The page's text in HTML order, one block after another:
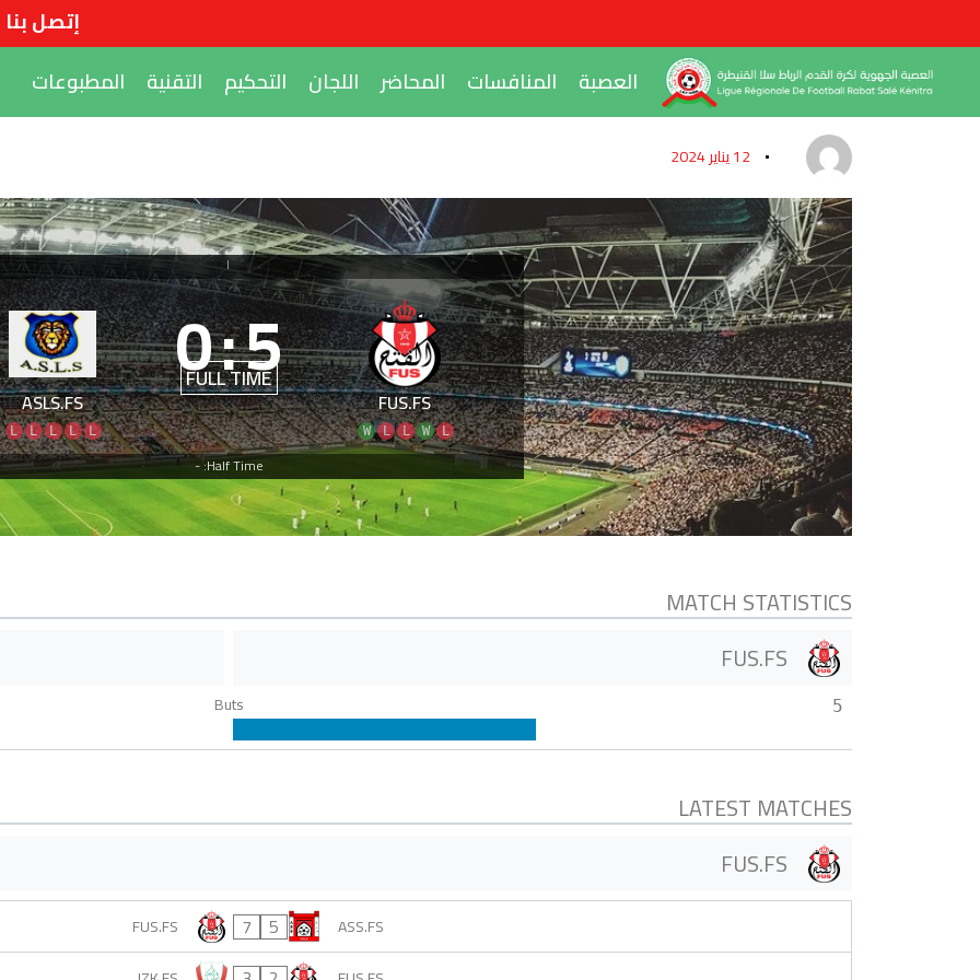
إتصل بنا
العصبة
المنافسات المحاضر اللجان التحكيم التقنية المطبوعات
12 يناير 2024
|
FUS.FS
L
W
L
L
W
5
:
0
FULL TIME
ASLS.FS
L
L
L
L
L
Half Time: -
MATCH STATISTICS
FUS.FS
5
Buts
LATEST MATCHES
FUS.FS
FUS.FS 7 5
ASS.FS